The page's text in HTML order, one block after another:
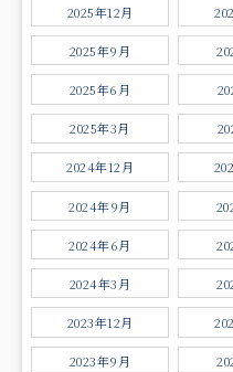
2025年12月
2025年9月
2025年6月
2025年3月
2024年12月
2024年9月
2024年6月
2024年3月
2023年12月
2023年9月